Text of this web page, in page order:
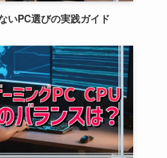
いPC選びの実践ガイド